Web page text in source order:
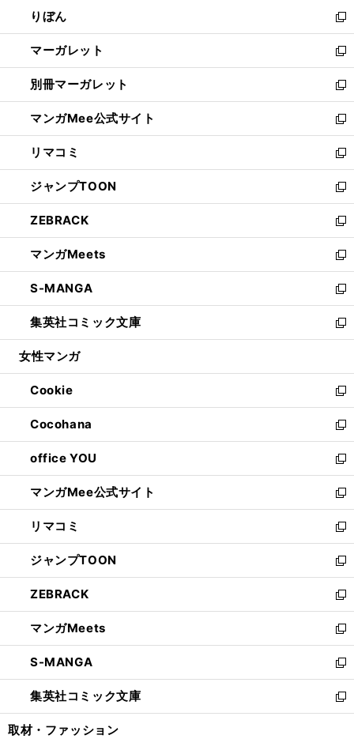
く
で
開
く
ド
ウ
で
開
く
ィ
ン
ド
ウ
で
開
く
りぼん
新
し
い
ウ
ィ
ン
ド
ウ
で
開
く
マーガレット
新
し
い
ウ
ィ
ン
ド
ウ
で
開
く
別冊マーガレット
新
し
い
ウ
ィ
ン
ド
ウ
で
開
く
マンガMee公式サイト
新
し
い
ウ
ィ
ン
ド
ウ
で
開
く
リマコミ
新
し
い
ウ
ィ
ン
ド
ウ
で
開
く
ジャンプTOON
新
し
い
ウ
ィ
ン
ド
ウ
で
開
ZEBRACK
新
し
い
ウ
ィ
ン
ド
ウ
開
く
マンガMeets
新
し
い
ウ
ィ
ン
ウ
で
開
く
S-MANGA
新
し
い
ウ
ン
ド
ウ
で
開
く
集英社コミック文庫
新
し
ウ
ィ
ン
ド
ウ
で
開
く
女性マンガ
Cookie
新
し
い
ウ
ィ
ン
ド
ウ
で
開
く
Cocohana
新
し
い
ウ
ィ
ン
ド
ウ
で
開
く
office YOU
新
し
い
ウ
ィ
ン
ド
ウ
で
開
く
マンガMee公式サイト
新
し
い
ウ
ィ
ン
ド
ウ
で
開
く
リマコミ
新
し
い
ウ
ィ
ン
ド
ウ
で
開
く
ジャンプTOON
新
し
い
ウ
ィ
ン
ド
ウ
で
開
ZEBRACK
新
し
い
ウ
ィ
ン
ド
ウ
マンガMeets
新
し
い
ウ
ィ
ン
S-MANGA
新
し
い
ウ
集英社コミック文庫
新
し
取材・ファッション